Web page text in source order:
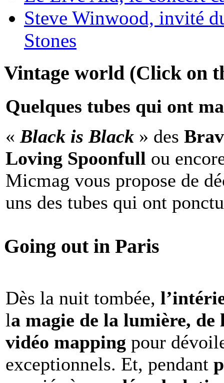
Steve Winwood, invité
Stones
Vintage world (Click on
Quelques tubes qui ont
« Black is Black » des
Loving Spoonfull ou
Micmag vous propose de
uns des tubes qui ont
Going out in Paris
Dès la nuit tombée,
la magie de la lumière,
vidéo mapping pour
exceptionnels. Et, pendant